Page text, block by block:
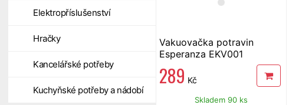
Elektropříslušenství
Hračky
Kancelářské potřeby
Kuchyňské potřeby a nádobí
Vakuovačka potravin
Esperanza EKV001
289 Kč
Skladem 90 ks